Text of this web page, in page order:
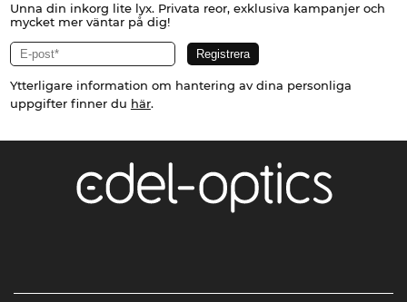
Unna din inkorg lite lyx. Privata reor, exklusiva kampanjer och
mycket mer väntar på dig!
Ytterligare information om hantering av dina personliga
uppgifter finner du här.